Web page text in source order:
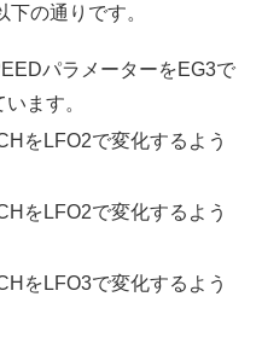
の通りです。
パラメーターをEG3で
ます。
をLFO2で変化するよう
をLFO2で変化するよう
をLFO3で変化するよう